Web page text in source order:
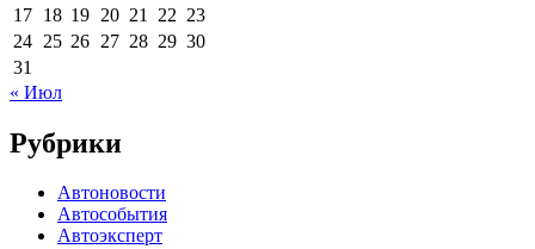
17 18 19 20 21 22 23
24 25 26 27 28 29 30
31
« Июл
Рубрики
Автоновости
Автособытия
Автоэксперт